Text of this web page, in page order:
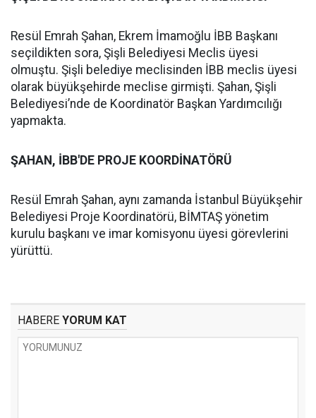
Resül Emrah Şahan, Ekrem İmamoğlu İBB Başkanı
seçildikten sora, Şişli Belediyesi Meclis üyesi
olmuştu. Şişli belediye meclisinden İBB meclis üyesi
olarak büyükşehirde meclise girmişti. Şahan, Şişli
Belediyesi’nde de Koordinatör Başkan Yardımcılığı
yapmakta.
ŞAHAN, İBB'DE PROJE KOORDİNATÖRÜ
Resül Emrah Şahan, aynı zamanda İstanbul Büyükşehir
Belediyesi Proje Koordinatörü, BİMTAŞ yönetim
kurulu başkanı ve imar komisyonu üyesi görevlerini
yürüttü.
HABERE YORUM KAT